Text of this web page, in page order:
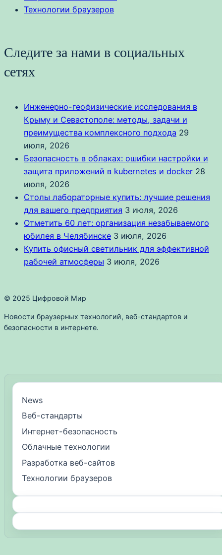
Технологии браузеров
Следите за нами в социальных
сетях
Инженерно-геофизические исследования в
Крыму и Севастополе: методы, задачи и
преимущества комплексного подхода 29
июля, 2026
Безопасность в облаках: ошибки настройки и
защита приложений в kubernetes и docker 28
июля, 2026
Столы лабораторные купить: лучшие решения
для вашего предприятия 3 июля, 2026
Отметить 60 лет: организация незабываемого
юбилея в Челябинске 3 июля, 2026
Купить офисный светильник для эффективной
рабочей атмосферы 3 июля, 2026
© 2025 Цифровой Мир
Новости браузерных технологий, веб-стандартов и
безопасности в интернете.
News
Веб-стандарты
Интернет-безопасность
Облачные технологии
Разработка веб-сайтов
Технологии браузеров